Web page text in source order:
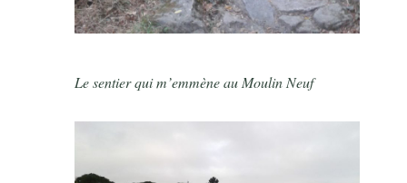
Le sentier qui m’emmène au Moulin Neuf